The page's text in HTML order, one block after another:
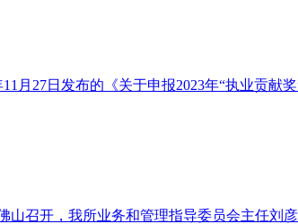
27日发布的《关于申报2023年“执业贡献奖
召开，我所业务和管理指导委员会主任刘